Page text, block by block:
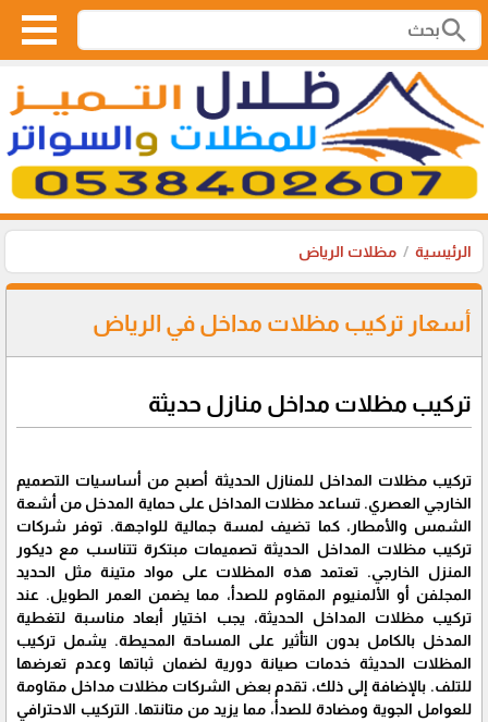
search
الرئيسية مظلات الرياض
أسعار تركيب مظلات مداخل في الرياض
تركيب مظلات مداخل منازل حديثة
تركيب مظلات المداخل للمنازل الحديثة أصبح من أساسيات التصميم
الخارجي العصري. تساعد مظلات المداخل على حماية المدخل من أشعة
الشمس والأمطار، كما تضيف لمسة جمالية للواجهة. توفر شركات
تركيب مظلات المداخل الحديثة تصميمات مبتكرة تتناسب مع ديكور
المنزل الخارجي. تعتمد هذه المظلات على مواد متينة مثل الحديد
المجلفن أو الألمنيوم المقاوم للصدأ، مما يضمن العمر الطويل. عند
تركيب مظلات المداخل الحديثة، يجب اختيار أبعاد مناسبة لتغطية
المدخل بالكامل بدون التأثير على المساحة المحيطة. يشمل تركيب
المظلات الحديثة خدمات صيانة دورية لضمان ثباتها وعدم تعرضها
للتلف. بالإضافة إلى ذلك، تقدم بعض الشركات مظلات مداخل مقاومة
للعوامل الجوية ومضادة للصدأ، مما يزيد من متانتها. التركيب الاحترافي